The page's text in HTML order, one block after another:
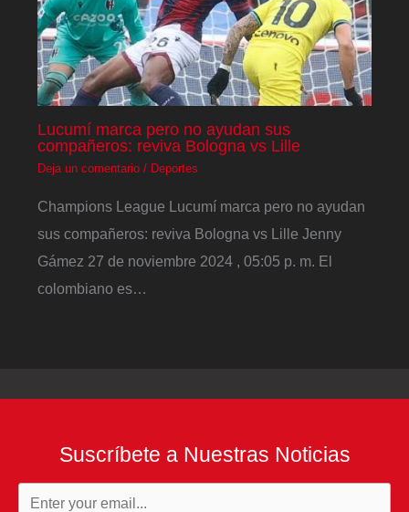
Lucumí marca pero no ayudan sus
compañeros: reviva Bologna vs Lille
Deja un comentario / Deportes
Champions League Lucumí marca pero no ayudan
sus compañeros: reviva Bologna vs Lille Jenny
Gámez 27 de noviembre 2024 , 05:05 p. m. El
colombiano es…
Suscríbete a Nuestras Noticias